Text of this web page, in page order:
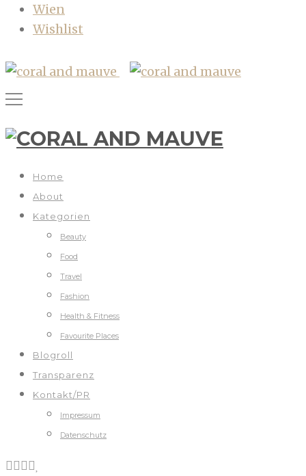
Wien
Wishlist
Home
About
Kategorien
Beauty
Food
Travel
Fashion
Health & Fitness
Favourite Places
Blogroll
Transparenz
Kontakt/PR
Impressum
Datenschutz